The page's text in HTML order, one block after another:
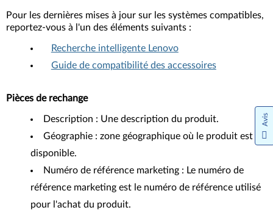
Pour les dernières mises à jour sur les systèmes compatibles,
reportez-vous à l'un des éléments suivants :
Recherche intelligente Lenovo
Guide de compatibilité des accessoires
Pièces de rechange
Description : Une description du produit.
Géographie : zone géographique où le produit est
disponible.
Numéro de référence marketing : Le numéro de
référence marketing est le numéro de référence utilisé
pour l'achat du produit.
Avis